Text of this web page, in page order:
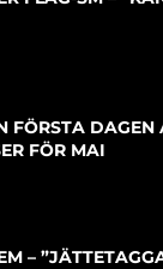
FÖRSTA DAGEN
FÖR MAI
–